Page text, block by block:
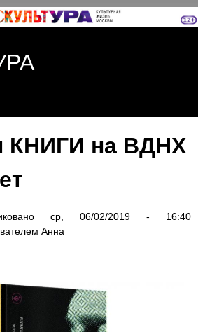
к основному
КНИГИ на ВДНХ
ср, 06/02/2019 - 16:40
Анна